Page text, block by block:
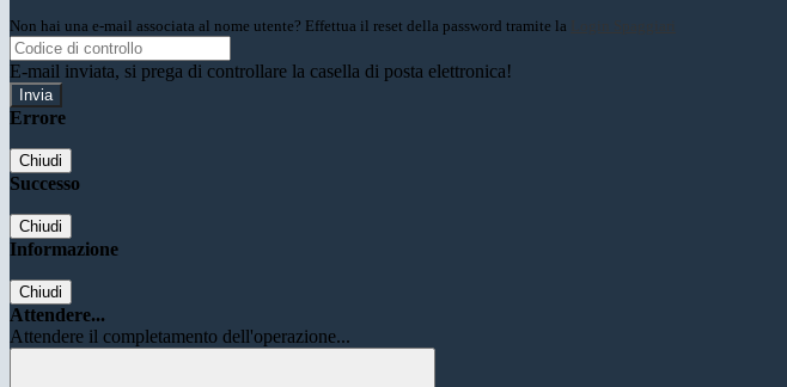
Non hai una e-mail associata al nome utente? Effettua il reset della password tramite la
E-mail inviata, si prega di controllare la casella di posta elettronica!
Errore
Chiudi
Successo
Chiudi
Informazione
Chiudi
Attendere...
Attendere il completamento dell'operazione...